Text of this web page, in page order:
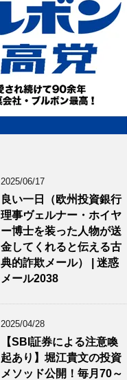
2025/06/17
良い一日（欧州投資銀行
理事ヴェルナー・ホイヤ
ー博士を装った人物が送
金してくれると伝える古
典的詐欺メール） | 迷惑
メール2038
2025/04/28
【SBI証券による注意喚
起あり】堀江貴文の投資
メソッド公開！毎月70～